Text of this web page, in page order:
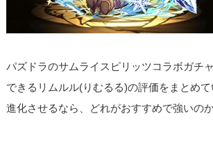
パズドラのサムライスピリッツコラボガチ
できるリムルル(りむるる)の評価をまとめ
進化させるなら、どれがおすすめで強いの